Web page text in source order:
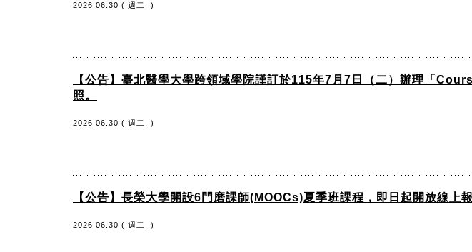
2026.06.30 ( 週二. )
【公告】臺北醫學大學跨領域學院謹訂於115年7月7日（二）辦理「
照。
2026.06.30 ( 週二. )
【公告】長榮大學開設6門磨課師(MOOCs)夏季班課程，即日起開放線上
2026.06.30 ( 週二. )